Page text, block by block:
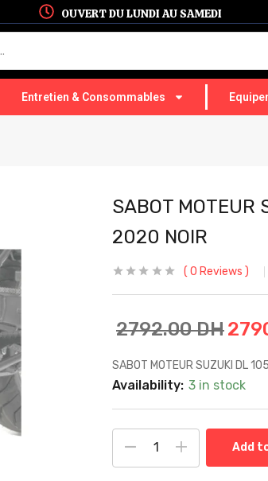
OUVERT DU LUNDI AU SAMEDI
Entretien & Consommables
SABOT MOTEUR
2020 NOIR
0 Reviews
2792.00DH
SABOT MOTEUR SUZUKI DL
Availability: 3 in stock
Add